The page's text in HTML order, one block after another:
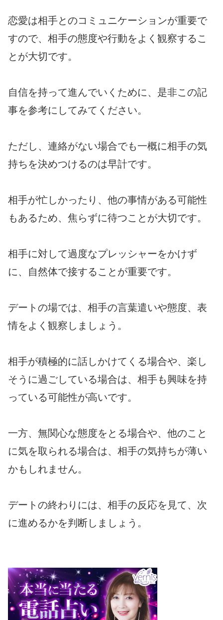
恋愛は相手とのコミュニケーションが重要で
すので、相手の態度や行動をよく観察するこ
とが大切です。
自信を持って進んでいくために、是非この記
事を参考にしてみてください。
ただし、連絡がない場合でも一概に相手の気
持ちを決めつけるのは早計です。
相手が忙しかったり、他の事情がある可能性
もあるため、焦らずに待つことが大切です。
相手に対して過度なプレッシャーをかけず
に、自然体で接することが重要です。
デートの場では、相手の言葉遣いや態度、表
情をよく観察しましょう。
相手が積極的に話しかけてくる場合や、楽し
そうに過ごしている場合は、相手も興味を持
っている可能性が高いです。
一方、無関心な態度をとる場合や、他のこと
に気を取られる場合は、相手の気持ちが薄い
かもしれません。
デートの終わりには、相手の反応を見て、次
に進めるかを判断しましょう。